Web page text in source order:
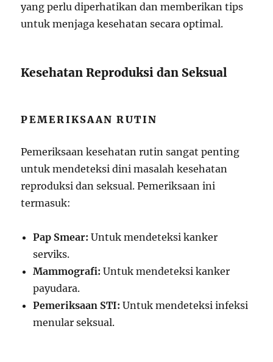
yang perlu diperhatikan dan memberikan tips
untuk menjaga kesehatan secara optimal.
Kesehatan Reproduksi dan Seksual
PEMERIKSAAN RUTIN
Pemeriksaan kesehatan rutin sangat penting
untuk mendeteksi dini masalah kesehatan
reproduksi dan seksual. Pemeriksaan ini
termasuk:
Pap Smear: Untuk mendeteksi kanker
serviks.
Mammografi: Untuk mendeteksi kanker
payudara.
Pemeriksaan STI: Untuk mendeteksi infeksi
menular seksual.